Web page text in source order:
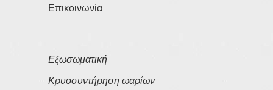
Επικοινωνία
Εξωσωματική
Κρυοσυντήρηση ωαρίων